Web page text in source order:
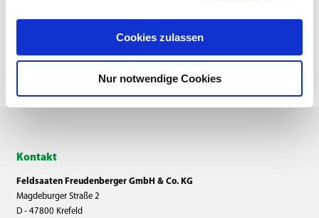
Cookies zulassen
Nur notwendige Cookies
zurück
Kontakt
Feldsaaten Freudenberger GmbH & Co. KG
Magdeburger Straße 2
D - 47800 Krefeld